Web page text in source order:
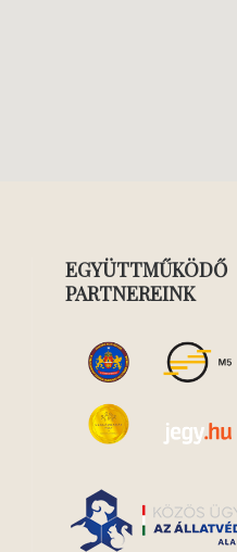
EGYÜTTMŰKÖDŐ
PARTNEREINK